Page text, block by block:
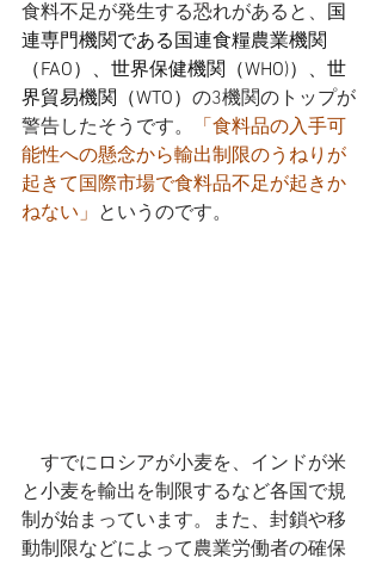
食料不足が発生する恐れがあると、 国
連専門機関である国連食糧農業機関
（FAO）、世界保健機関（WHO)）、世
界貿易機関（WTO） の3機関のトップが
警告したそうです。
「食料品の入手可
能性への懸念から輸出制限のうねりが
起きて国際市場で食料品不足が起きか
ねない」 というのです。
すでにロシアが小麦を、インドが米
と小麦を輸出を制限するなど各国で規
制が始まっています。また、封鎖や移
動制限などによって農業労働者の確保